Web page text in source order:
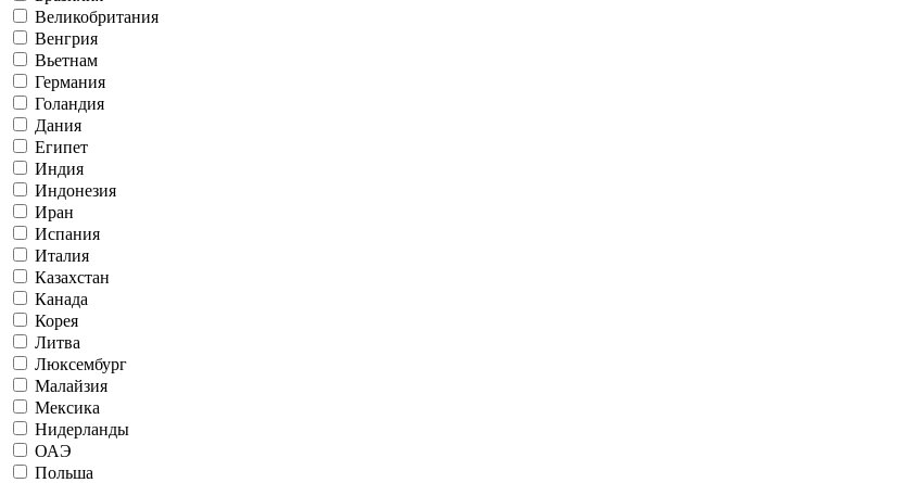
Великобритания
Венгрия
Вьетнам
Германия
Голандия
Дания
Египет
Индия
Индонезия
Иран
Испания
Италия
Казахстан
Канада
Корея
Литва
Люксембург
Малайзия
Мексика
Нидерланды
ОАЭ
Польша